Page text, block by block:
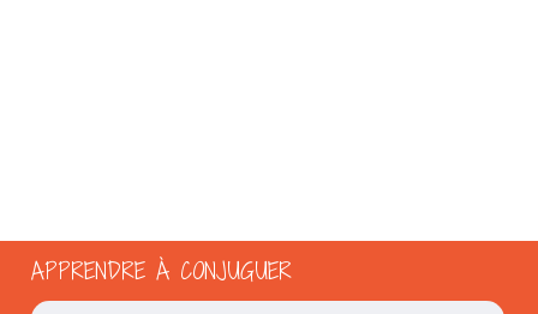
APPRENDRE À CONJUGUER